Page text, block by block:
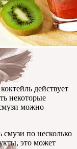
действует
некоторые
можно
смузи по несколько
это может